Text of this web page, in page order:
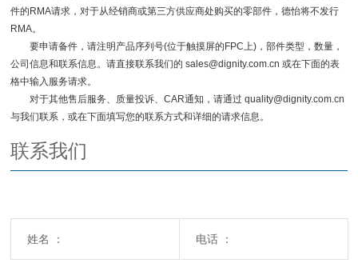
件的RMA请求，对于从经销商或第三方供应商处购买的零部件，德怡将不发行
RMA。
要申请备件，请注明产品序列号(位于触摸屏的FPC上)，部件类型，数量，
公司信息和联系信息。请直接联系我们的 sales@dignity.com.cn 或在下面的表
格中输入服务请求。
对于其他售后服务、质量投诉、CAR通知，请通过 quality@dignity.com.cn
与我们联系，或在下面填写您的联系方式和详细的请求信息。
联系我们